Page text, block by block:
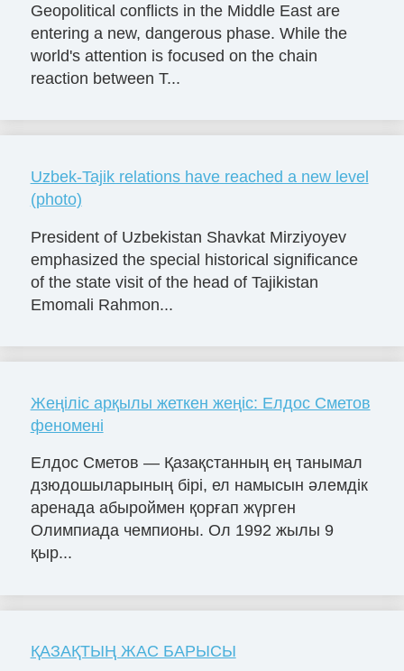
Geopolitical conflicts in the Middle East are
entering a new, dangerous phase. While the
world's attention is focused on the chain
reaction between T...
Uzbek-Tajik relations have reached a new level
(photo)
President of Uzbekistan Shavkat Mirziyoyev
emphasized the special historical significance
of the state visit of the head of Tajikistan
Emomali Rahmon...
Жеңіліс арқылы жеткен жеңіс: Елдос Сметов
феномені
Елдос Сметов — Қазақстанның ең танымал
дзюдошыларының бірі, ел намысын әлемдік
аренада абыроймен қорғап жүрген
Олимпиада чемпионы. Ол 1992 жылы 9
қыр...
ҚАЗАҚТЫҢ ЖАС БАРЫСЫ